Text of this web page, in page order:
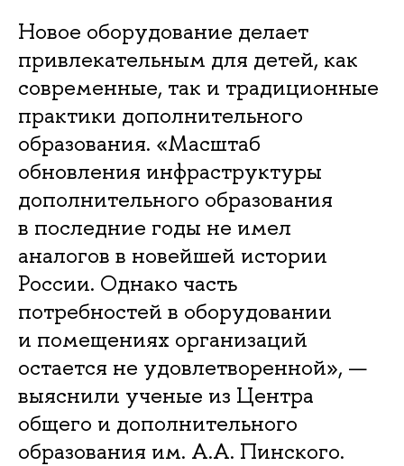
Новое оборудование делает
привлекательным для детей, как
современные, так и традиционные
практики дополнительного
образования. «Масштаб
обновления инфраструктуры
дополнительного образования
в последние годы не имел
аналогов в новейшей истории
России. Однако часть
потребностей в оборудовании
и помещениях организаций
остается не удовлетворенной», —
выяснили ученые из Центра
общего и дополнительного
образования им. А.А. Пинского.